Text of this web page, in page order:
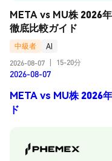
META vs MU株 2026
徹底比較ガイド
中級者
AI
2026-08-07
15-20分
2026-08-07
META vs MU株 2026
ド